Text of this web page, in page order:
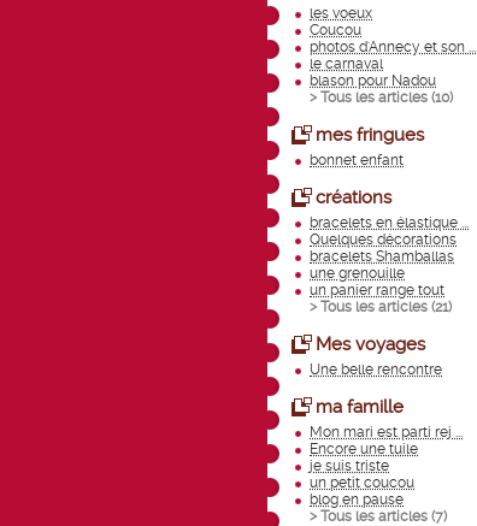
les voeux
Coucou
photos d'Annecy et son ...
le carnaval
blason pour Nadou
> Tous les articles (10)
mes fringues
bonnet enfant
créations
bracelets en élastique ...
Quelques décorations
bracelets Shamballas
une grenouille
un panier range tout
> Tous les articles (21)
Mes voyages
Une belle rencontre
ma famille
Mon mari est parti rej ...
Encore une tuile
je suis triste
un petit coucou
blog en pause
> Tous les articles (7)